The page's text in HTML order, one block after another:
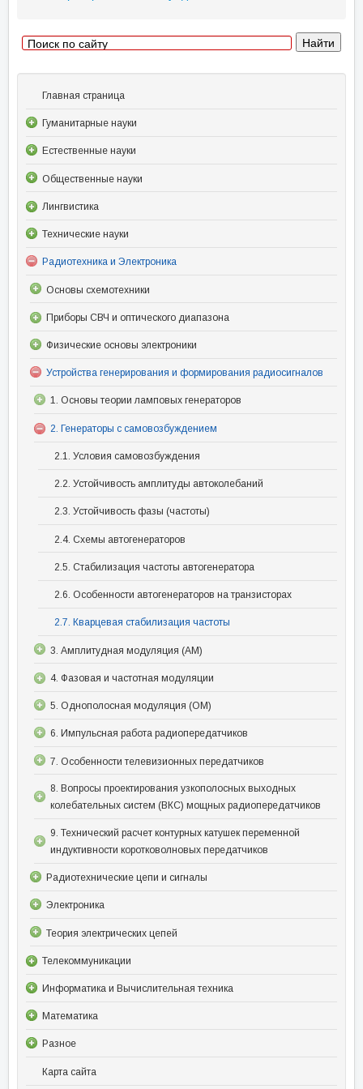
Главная страница
Гуманитарные науки
Естественные науки
Общественные науки
Лингвистика
Технические науки
Радиотехника и Электроника
Основы схемотехники
Приборы СВЧ и оптического диапазона
Физические основы электроники
Устройства генерирования и формирования радиосигналов
1. Основы теории ламповых генераторов
2. Генераторы с самовозбуждением
2.1. Условия самовозбуждения
2.2. Устойчивость амплитуды автоколебаний
2.3. Устойчивость фазы (частоты)
2.4. Схемы автогенераторов
2.5. Стабилизация частоты автогенератора
2.6. Особенности автогенераторов на транзисторах
2.7. Кварцевая стабилизация частоты
3. Амплитудная модуляция (АМ)
4. Фазовая и частотная модуляции
5. Однополосная модуляция (ОМ)
6. Импульсная работа радиопередатчиков
7. Особенности телевизионных передатчиков
8. Вопросы проектирования узкополосных выходных
колебательных систем (ВКС) мощных радиопередатчиков
9. Технический расчет контурных катушек переменной
индуктивности коротковолновых передатчиков
Радиотехнические цепи и сигналы
Электроника
Теория электрических цепей
Телекоммуникации
Информатика и Вычислительная техника
Математика
Разное
Карта сайта